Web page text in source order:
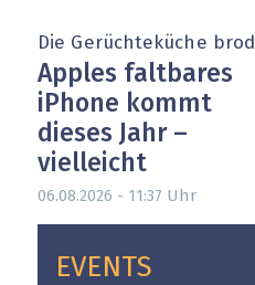
Die Gerüchteküche
Apples faltbares
iPhone kommt
dieses Jahr –
vielleicht
06.08.2026 - 11:37 Uhr
EVENTS